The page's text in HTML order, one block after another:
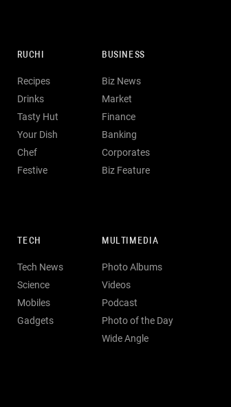
RUCHI
Recipes
Drinks
Tasty Hut
Your Dish
Chef
Festive
BUSINESS
Biz News
Market
Finance
Banking
Corporates
Biz Feature
TECH
Tech News
Science
Mobiles
Gadgets
MULTIMEDIA
Photo Albums
Videos
Podcast
Photo of the Day
Wide Angle